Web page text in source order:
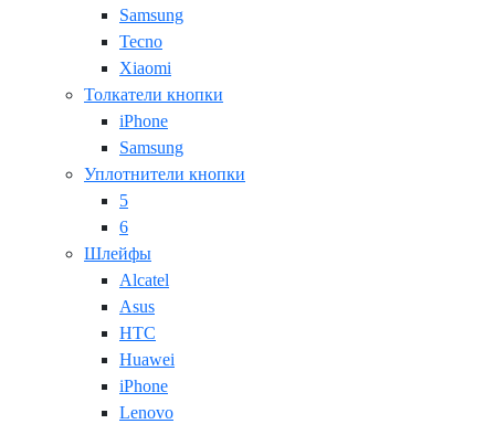
Samsung
Tecno
Xiaomi
Толкатели кнопки
iPhone
Samsung
Уплотнители кнопки
5
6
Шлейфы
Alcatel
Asus
HTC
Huawei
iPhone
Lenovo